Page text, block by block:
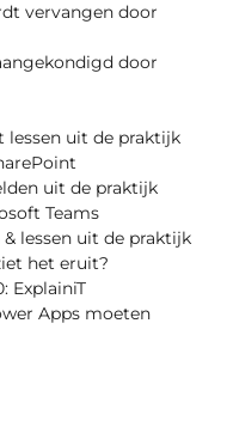
vervangen door
door
lessen uit de praktijk
uit de praktijk
Teams
lessen uit de praktijk
het eruit?
ExplainiT
Apps moeten